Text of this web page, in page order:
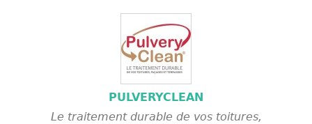
PULVERYCLEAN
Le traitement durable de vos toitures,